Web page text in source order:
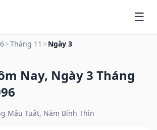
>Tháng 11 > Ngày 3
Nay, Ngày 3 Tháng
Mậu Tuất, Năm Bính Thìn